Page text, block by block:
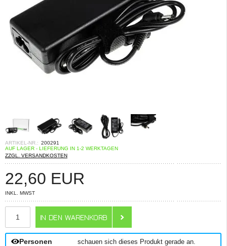
ARTIKEL-NR.: 200291
AUF LAGER - LIEFERUNG IN 1-2 WERKTAGEN
ZZGL. VERSANDKOSTEN
22,60 EUR
INKL. MWST
Personen schauen sich dieses Produkt gerade an.